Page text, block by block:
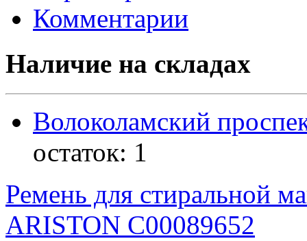
Комментарии
Наличие на складах
Волоколамский
остаток: 1
Ремень для стиральной
ARISTON C00089652